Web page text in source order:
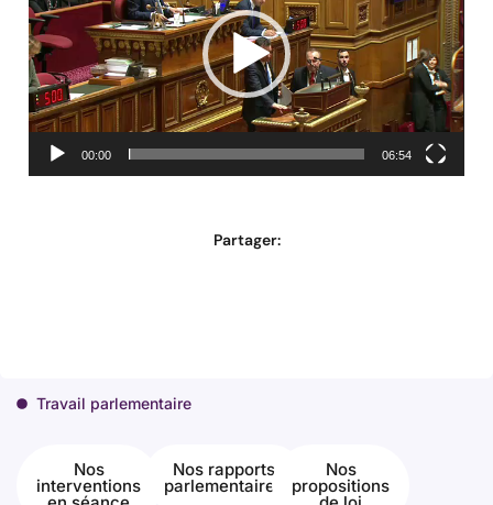
00:00 06:54
Partager:
Travail parlementaire
Nos
interventions
Nos rapports
parlementaires
Nos
propositions